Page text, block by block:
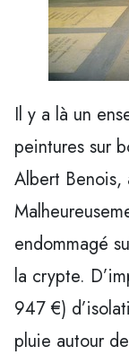
Il y a là un
peintures sur
Albert
endommagé
la crypte.
947 €)
pluie autour